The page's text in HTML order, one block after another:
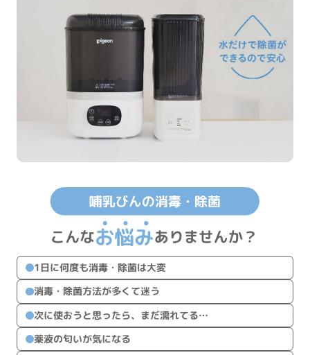
1日に何度も消毒・除菌は大変
消毒・除菌方法が多くて迷う
次に使おうと思ったら、まだ濡れてる…
薬液の匂いが気になる